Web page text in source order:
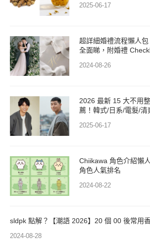
2025-06-17
超詳細婚禮流程懶人
全面睇，附婚禮
2024-08-26
2026 最新 15 大不用
薦！韓式/日系/電髮/清
2025-06-17
Chiikawa 角色介紹懶
角色人氣排名
2024-08-22
sldpk 點解？【潮語 2026】20 個 00 後常用
2024-08-28